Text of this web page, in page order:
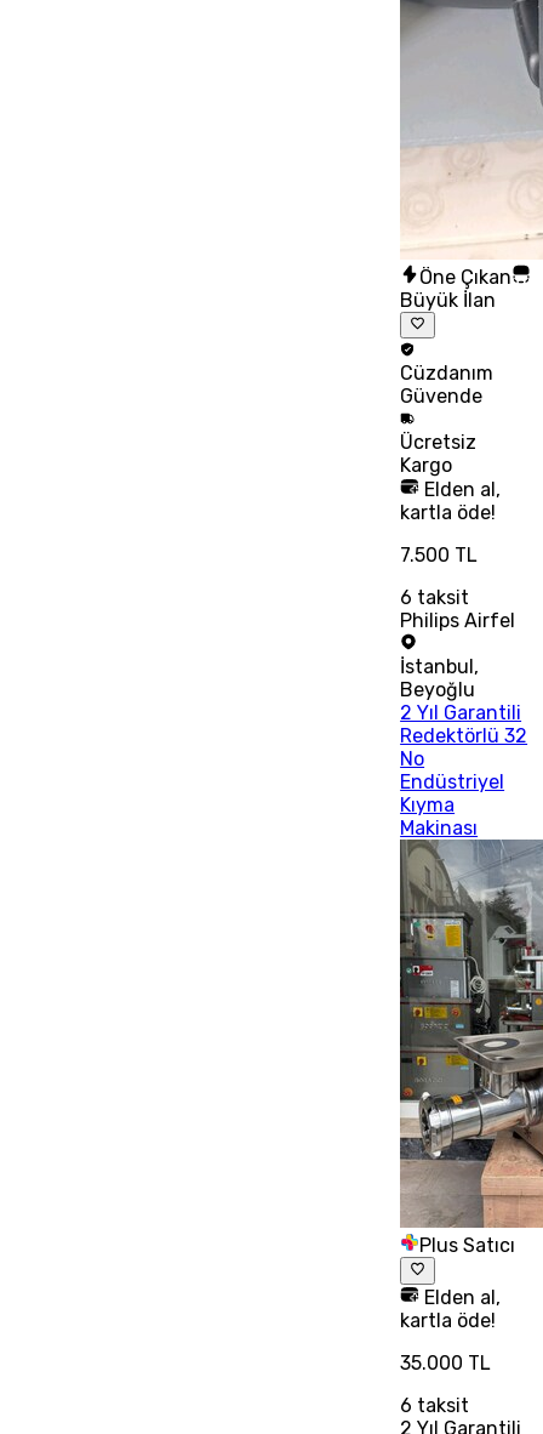
Öne Çıkan
Büyük İlan
Cüzdanım
Güvende
Ücretsiz
Kargo
Elden al,
kartla öde!
7.500 TL
6 taksit
Philips Airfel
İstanbul ,
Beyoğlu
2 Yıl Garantili
Redektörlü 32
No
Endüstriyel
Kıyma
Makinası
Plus Satıcı
Elden al,
kartla öde!
35.000 TL
6 taksit
2 Yıl Garantili